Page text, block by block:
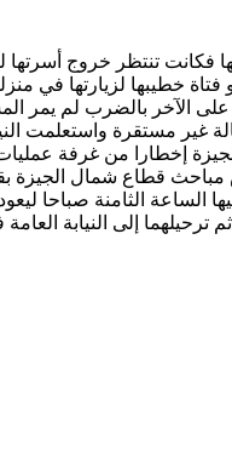
فكانت تنتظر خروج
فتاة خطيبها لزيارتها
الآخر بالضرب لم يمر
غير مستقرة واستعلمت
إخطارا من غرفة
قطاع شمال الجيزة
الساعة الثامنة صباحا
إلى النيابة العامة